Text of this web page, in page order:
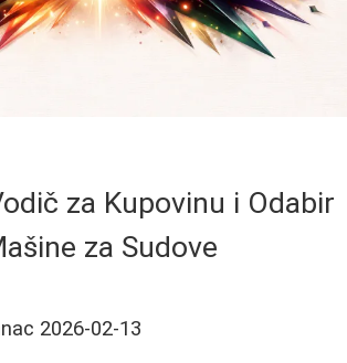
za Kupovinu i Odabir
za Sudove
2026-02-13